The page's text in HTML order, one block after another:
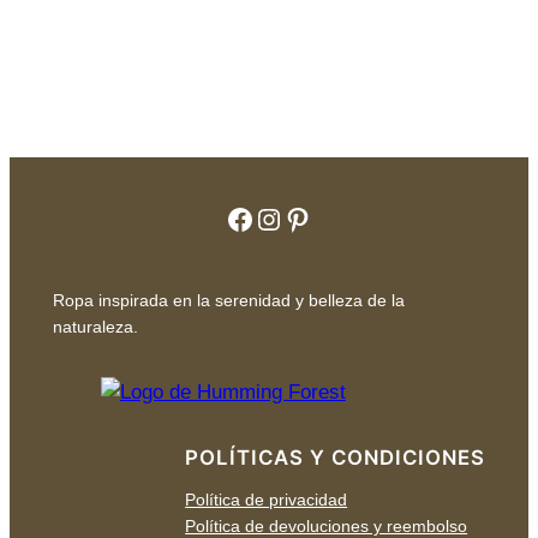
Facebook
Instagram
Pinterest
Ropa inspirada en la serenidad y belleza de la
naturaleza.
POLÍTICAS Y CONDICIONES
Política de privacidad
Política de devoluciones y reembolso